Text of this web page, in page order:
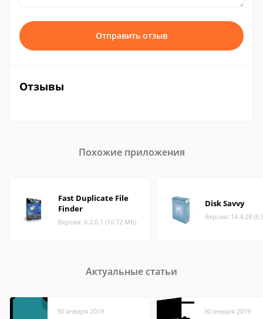
Отправить отзыв
Отзывы
Похожие приложения
Fast Duplicate File
Finder
Версия: 6.2.0.1 (10.72 МБ)
Disk Savvy
Версия: 14.4.28
Актуальные статьи
30 января 2019 30 января 2019